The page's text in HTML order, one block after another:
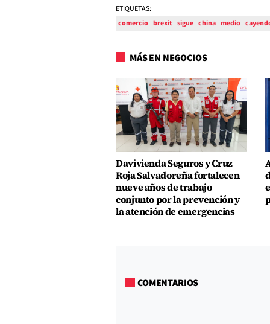
ETIQUETAS:
comercio brexit sigue china medio
MÁS EN NEGOCIOS
Davivienda Seguros y Cruz
Roja Salvadoreña fortalecen
nueve años de trabajo
conjunto por la prevención y
la atención de emergencias
COMENTARIOS